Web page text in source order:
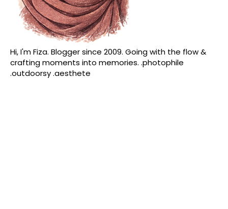
Hi, I'm Fiza. Blogger since 2009. Going with the flow &
crafting moments into memories. .photophile
.outdoorsy .aesthete